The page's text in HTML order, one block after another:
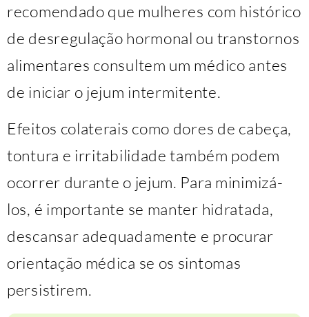
recomendado que mulheres com histórico
de desregulação hormonal ou transtornos
alimentares consultem um médico antes
de iniciar o jejum intermitente.
Efeitos colaterais como dores de cabeça,
tontura e irritabilidade também podem
ocorrer durante o jejum. Para minimizá-
los, é importante se manter hidratada,
descansar adequadamente e procurar
orientação médica se os sintomas
persistirem.